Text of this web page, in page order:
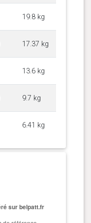
19.8 kg
17.37 kg
13.6 kg
9.7 kg
6.41 kg